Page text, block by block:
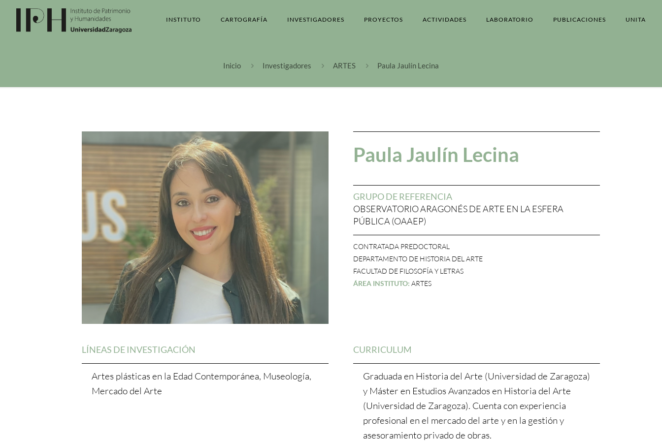
INSTITUTO CARTOGRAFÍA INVESTIGADORES PROYECTOS ACTIVIDADES LABORATORIO PUBLICACIONES UNITA
Inicio Investigadores ARTES Paula Jaulín Lecina
Paula Jaulín Lecina
GRUPO DE REFERENCIA
OBSERVATORIO ARAGONÉS DE ARTE EN LA ESFERA
PÚBLICA (OAAEP)
CONTRATADA PREDOCTORAL
DEPARTAMENTO DE HISTORIA DEL ARTE
FACULTAD DE FILOSOFÍA Y LETRAS
ÁREA INSTITUTO: ARTES
LÍNEAS DE INVESTIGACIÓN
Artes plásticas en la Edad Contemporánea, Museología,
Mercado del Arte
CURRICULUM
Graduada en Historia del Arte (Universidad de Zaragoza)
y Máster en Estudios Avanzados en Historia del Arte
(Universidad de Zaragoza). Cuenta con experiencia
profesional en el mercado del arte y en la gestión y
asesoramiento privado de obras.